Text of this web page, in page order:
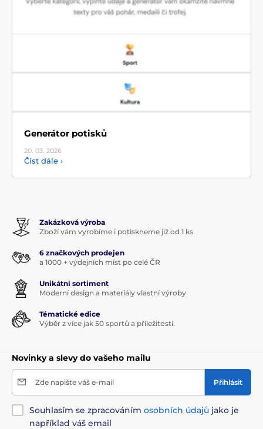
Generátor potisků
20. 03. 2026
Číst dále ›
Zakázková výroba
Zboží vám vyrobíme i potiskneme již od 1 ks
6 značkových prodejen
a 1000 + výdejních míst po celé ČR
Unikátní sortiment
Moderní design a materiály vlastní výroby
Tématické edice
Výběr z více jak 50 sportů a příležitostí.
Novinky a slevy do vašeho mailu
Zde napište váš e-mail Přihlásit
Souhlasím se zpracováním osobních údajů jako je
například váš email